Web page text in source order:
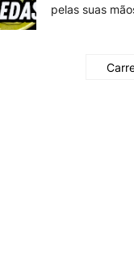
pelas suas